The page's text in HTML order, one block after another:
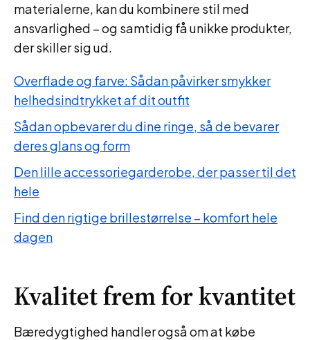
materialerne, kan du kombinere stil med
ansvarlighed – og samtidig få unikke produkter,
der skiller sig ud.
Overflade og farve: Sådan påvirker smykker
helhedsindtrykket af dit outfit
Sådan opbevarer du dine ringe, så de bevarer
deres glans og form
Den lille accessoriegarderobe, der passer til det
hele
Find den rigtige brillestørrelse – komfort hele
dagen
Kvalitet frem for kvantitet
Bæredygtighed handler også om at købe